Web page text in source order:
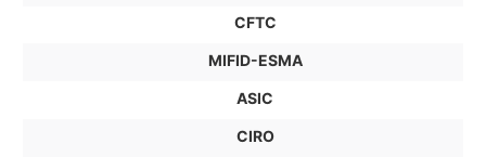
CFTC
MIFID-ESMA
ASIC
CIRO